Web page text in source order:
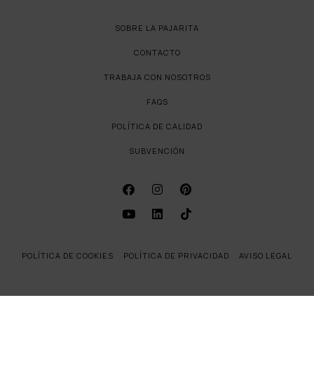
SOBRE LA PAJARITA
CONTACTO
TRABAJA CON NOSOTROS
FAQS
POLÍTICA DE CALIDAD
SUBVENCIÓN
POLÍTICA DE COOKIES POLÍTICA DE PRIVACIDAD AVISO LEGAL